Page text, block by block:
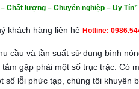
Chất lượng – Chuyên nghiệp – Uy Tín”
khách hàng liên hệ Hotline:
cầu và tần suất sử dụng bình
gặp phải một số trục trặc. Có
số lỗi phức tạp, chúng tôi khuyên